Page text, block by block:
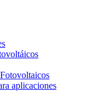
aplicaciones